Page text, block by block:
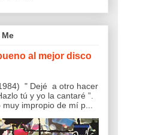
al mejor disco
" Dejé a otro hacer
tú y yo la cantaré ”.
muy impropio de mí p...